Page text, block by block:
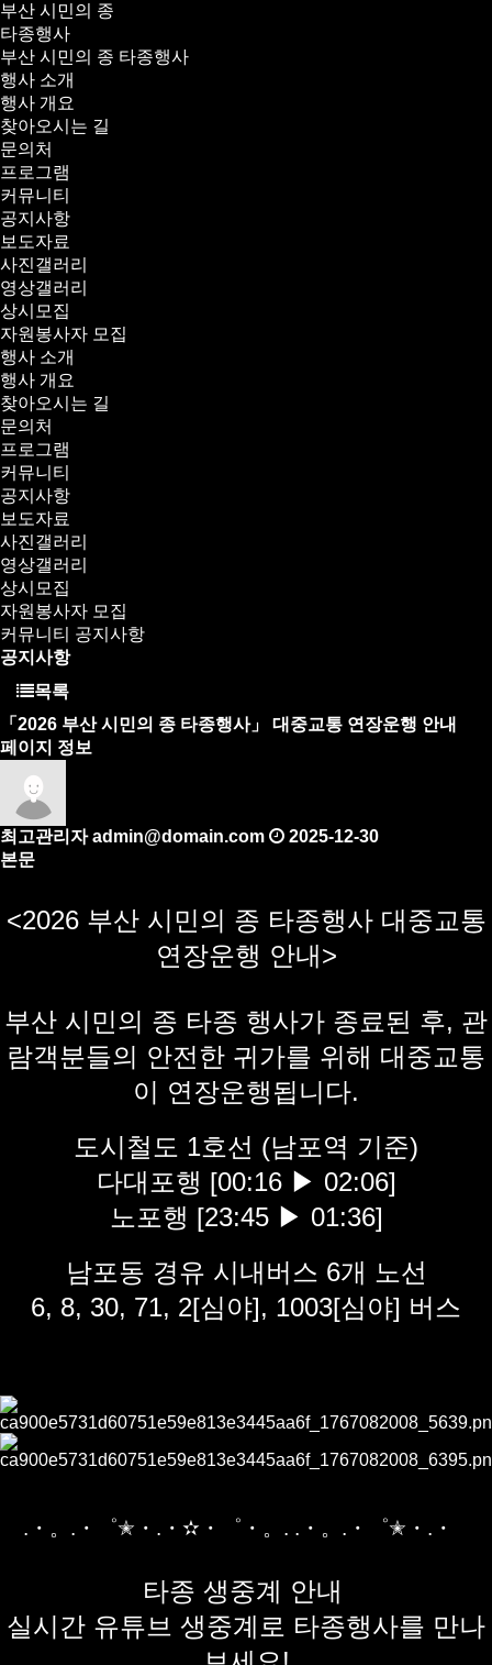
부산 시민의 종
타종행사
부산 시민의 종 타종행사
행사 소개
행사 개요
찾아오시는 길
문의처
프로그램
커뮤니티
공지사항
보도자료
사진갤러리
영상갤러리
상시모집
자원봉사자 모집
행사 소개
행사 개요
찾아오시는 길
문의처
프로그램
커뮤니티
공지사항
보도자료
사진갤러리
영상갤러리
상시모집
자원봉사자 모집
커뮤니티 공지사항
공지사항
목록
「2026 부산 시민의 종 타종행사」 대중교통 연장운행 안내
페이지 정보
최고관리자 admin@domain.com
2025-12-30
본문
<2026 부산 시민의 종 타종행사 대중교통
연장운행 안내>
부산 시민의 종 타종 행사가 종료된 후, 관
람객분들의 안전한 귀가를 위해 대중교통
이 연장운행됩니다.
도시철도 1호선 (남포역 기준)
다대포행 [00:16 ▶ 02:06]
노포행 [23:45 ▶ 01:36]
남포동 경유 시내버스 6개 노선
6, 8, 30, 71, 2[심야], 1003[심야] 버스
.・。.・゜✭・.・✫・゜・。. .・。.・゜✭・.・⠀
타종 생중계 안내
실시간 유튜브 생중계로 타종행사를 만나